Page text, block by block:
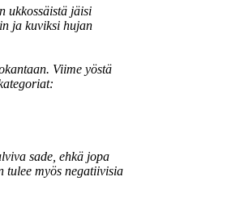
ukkossäistä jäisi
ja kuviksi hujan
Viime yöstä
sade, ehkä jopa
myös negatiivisia